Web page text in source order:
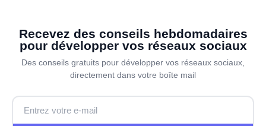
Recevez des conseils hebdomadaires
pour développer vos réseaux sociaux
Des conseils gratuits pour développer vos réseaux sociaux,
directement dans votre boîte mail